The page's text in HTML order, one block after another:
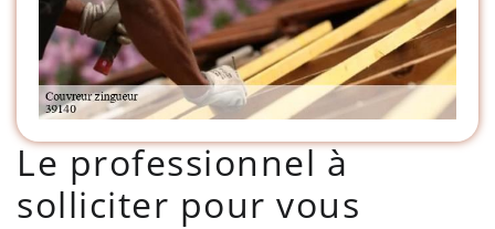
Le professionnel à
solliciter pour vous